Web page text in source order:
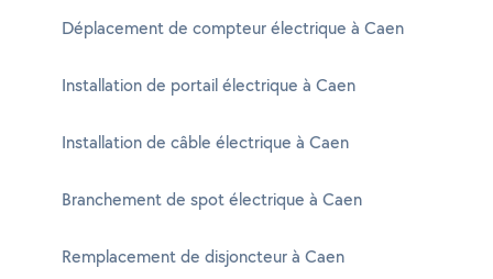
Déplacement de compteur électrique à Caen
Installation de portail électrique à Caen
Installation de câble électrique à Caen
Branchement de spot électrique à Caen
Remplacement de disjoncteur à Caen